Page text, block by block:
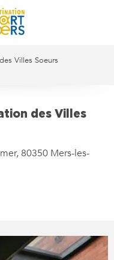
Villes Soeurs
des Villes
80350 Mers-les-